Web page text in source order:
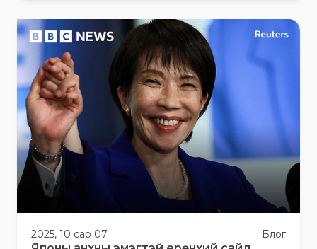
2025, 10 сар 07 Блог